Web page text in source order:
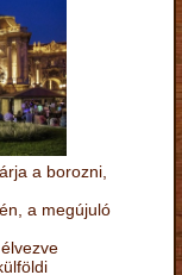
a borozni,
a megújuló